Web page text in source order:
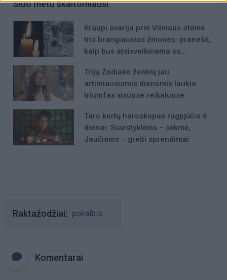
Šiuo metu skaitomiausi
Kraupi avarija prie Vilniaus atėmė
tris brangiausius žmones: pranešė,
kaip bus atsisveikinama su
Trijų Zodiako ženklų jau
artimiausiomis dienomis laukia
triumfas visuose reikaluose
Taro kortų horoskopas rugpjūčio 6
dienai: Svarstyklėms – sėkmė,
Jaučiams – greiti sprendimai
Raktažodžiai pokalbis
Komentarai